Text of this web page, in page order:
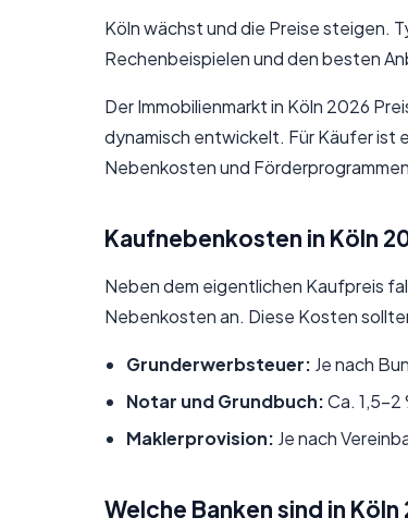
Köln wächst und die Preise steigen.
Rechenbeispielen und den besten
Der Immobilienmarkt in Köln 2026
dynamisch entwickelt. Für Käufer ist
Nebenkosten und
Kaufnebenkosten in Köln
Neben dem eigentlichen Kaufpreis
Nebenkosten an. Diese Kosten
Grunderwerbsteuer: Je nach
Notar und Grundbuch:Ca.
Maklerprovision: Je nach
Welche Banken sind in